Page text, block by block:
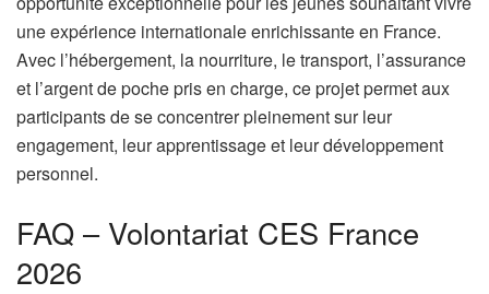
une expérience internationale enrichissante en France.
Avec l’hébergement, la nourriture, le transport, l’assurance
et l’argent de poche pris en charge, ce projet permet aux
participants de se concentrer pleinement sur leur
engagement, leur apprentissage et leur développement
personnel.
FAQ – Volontariat CES France
2026